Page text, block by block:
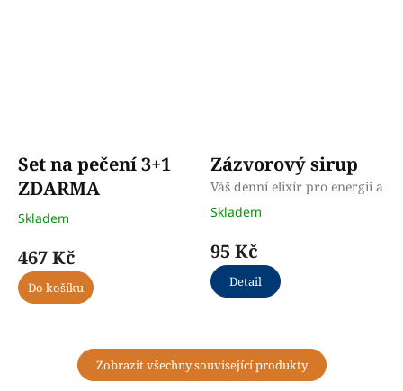
Set na pečení 3+1
ZDARMA
Naše nejoblíbenějších
dobroty v cenově výhodné
Skladem
467 Kč
Do košíku
Zázvorový sirup
Váš denní elixír pro energii a
pohodu, skvělý do ranního
čaje, pro posílení imunity v
Skladem
95 Kč
Detail
Zobrazit všechny související produkty